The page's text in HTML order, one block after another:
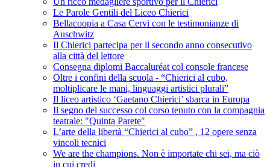
Le Parole Gentili del Liceo Chierici
Bellacoopia a Casa Cervi con le testimonianze di
Auschwitz
Il Chierici partecipa per il secondo anno consecutivo
alla città del lettore
Consegna diplomi Baccaluréat col console francese
Oltre i confini della scuola - “Chierici al cubo,
moltiplicare le mani, linguaggi artistici plurali”
Il liceo artistico ‘Gaetano Chierici’ sbarca in Europa
Il segno del successo col corso tenuto con la compagnia
teatrale: "Quinta Parete"
L’arte della libertà “Chierici al cubo” , 12 opere senza
vincoli tecnici
We are the champions. Non è importate chi sei, ma ciò
in cui credi